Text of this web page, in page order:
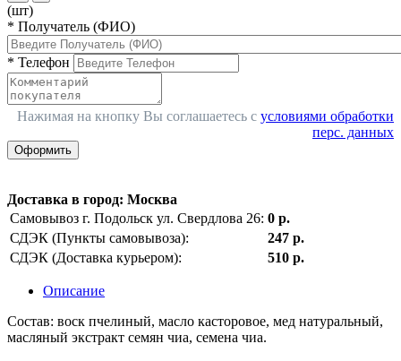
(шт)
* Получатель (ФИО)
* Телефон
Нажимая на кнопку Вы соглашаетесь с условиями обработки
перс. данных
Оформить
Доставка в город: Москва
Самовывоз г. Подольск ул. Свердлова 26: 0 р.
СДЭК (Пункты самовывоза):
247 р.
СДЭК (Доставка курьером):
510 р.
Описание
Состав: воск пчелиный, масло касторовое, мед натуральный,
масляный экстракт семян чиа, семена чиа.